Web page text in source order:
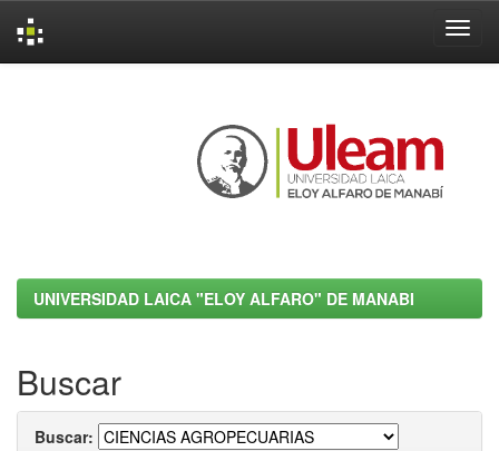
UNIVERSIDAD LAICA "ELOY ALFARO" DE MANABI
Buscar
Buscar: